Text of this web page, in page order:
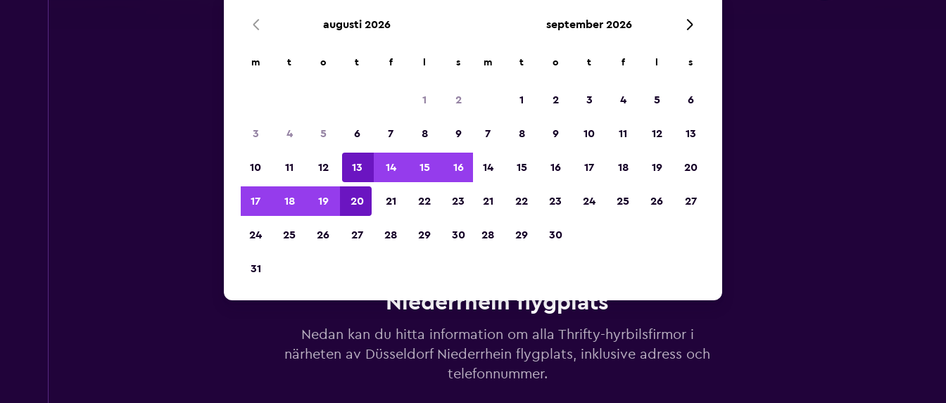
2023
Niederrhein flygplats
Nedan kan du hitta information om alla Thrifty-hyrbilsfirmor i
närheten av Düsseldorf Niederrhein flygplats, inklusive adress och
telefonnummer.
augusti 2026
m t o t f s
1 2
3 4 5 6 7 8 9
10 11 12 13 14 15 16
17 18 19 20 21 22 23
24 25 26 27 28 29 30
31
september 2026
m t o t f s
1 2 3 4 5 6
7 8 9 10 11 12 13
14 15 16 17 18 19 20
21 22 23 24 25 26 27
28 29 30